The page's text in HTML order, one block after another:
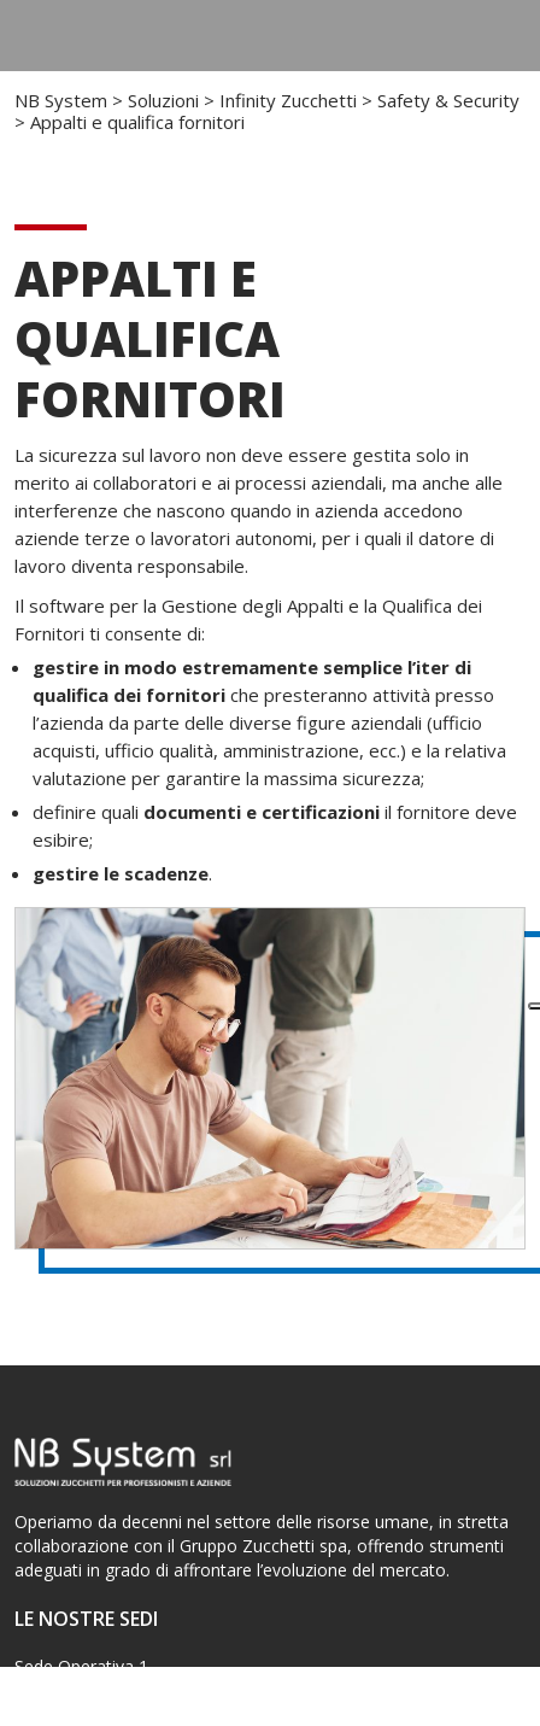
NB System > Soluzioni > Infinity Zucchetti > Safety & Security
> Appalti e qualifica fornitori
APPALTI E
QUALIFICA
FORNITORI
La sicurezza sul lavoro non deve essere gestita solo in
merito ai collaboratori e ai processi aziendali, ma anche alle
interferenze che nascono quando in azienda accedono
aziende terze o lavoratori autonomi, per i quali il datore di
lavoro diventa responsabile.
Il software per la Gestione degli Appalti e la Qualifica dei
Fornitori ti consente di:
gestire in modo estremamente semplice l’iter di
qualifica dei fornitori che presteranno attività presso
l’azienda da parte delle diverse figure aziendali (ufficio
acquisti, ufficio qualità, amministrazione, ecc.) e la relativa
valutazione per garantire la massima sicurezza;
definire quali documenti e certificazioni il fornitore deve
esibire;
gestire le scadenze.
Operiamo da decenni nel settore delle risorse umane, in stretta
collaborazione con il Gruppo Zucchetti spa, offrendo strumenti
adeguati in grado di affrontare l’evoluzione del mercato.
LE NOSTRE SEDI
Sede Operativa 1